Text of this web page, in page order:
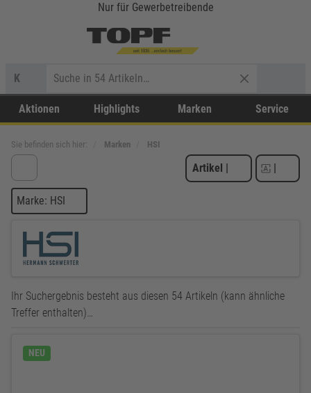
Nur für Gewerbetreibende
K
Aktionen Highlights Marken Service
Sie befinden sich hier: Marken HSI
Artikel | |
Marke: HSI
Ihr Suchergebnis besteht aus diesen 54 Artikeln (kann ähnliche
Treffer enthalten)…
NEU